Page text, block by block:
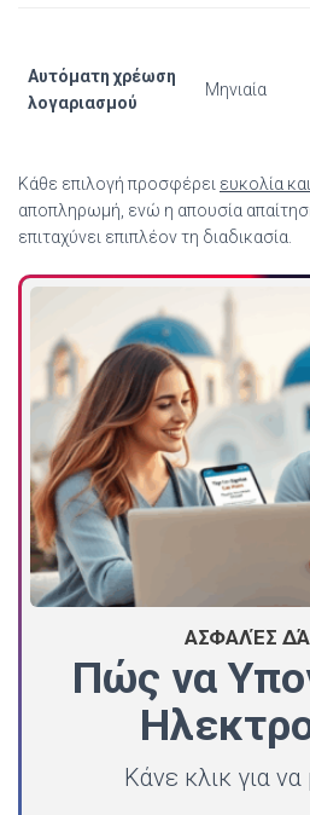
Αυτόματη χρέωση
λογαριασμού
Μηνιαία
Κάθε επιλογή προσφέρει ευκολία
αποπληρωμή, ενώ η απουσία
επιταχύνει επιπλέον τη διαδικασία.
ΑΣΦΑΛΈΣ
Πώς να
Κάνε κλικ για να